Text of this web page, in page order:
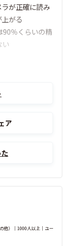
ラが正確に読み
がる
90％くらいの精
い
ア
他）｜1000人以上｜ユー